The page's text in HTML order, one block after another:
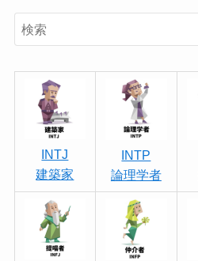
INTJ
建築家
INTP
論理学者